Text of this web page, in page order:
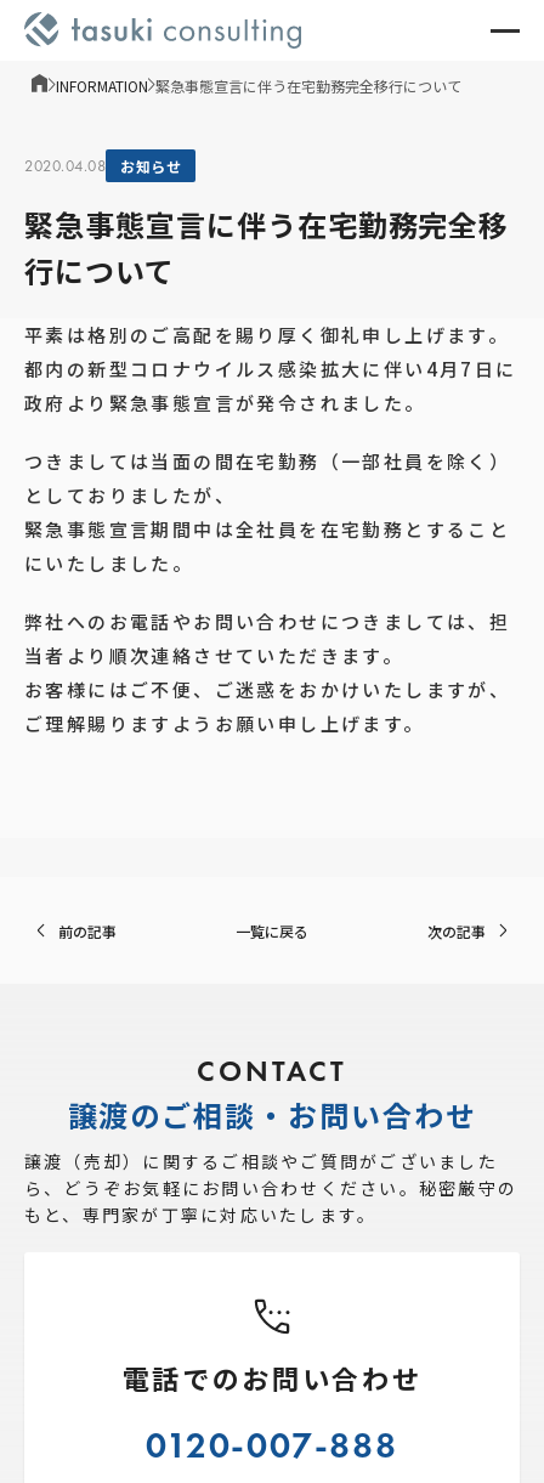
INFORMATION 緊急事態宣言に伴う在宅勤務完全移行について
2020.04.08 お知らせ
緊急事態宣言に伴う在宅勤務完全移
行について
平素は格別のご高配を賜り厚く御礼申し上げます。
都内の新型コロナウイルス感染拡大に伴い4月7日に
政府より緊急事態宣言が発令されました。
つきましては当面の間在宅勤務（一部社員を除く）
としておりましたが、
緊急事態宣言期間中は全社員を在宅勤務とすること
にいたしました。
弊社へのお電話やお問い合わせにつきましては、担
当者より順次連絡させていただきます。
お客様にはご不便、ご迷惑をおかけいたしますが、
ご理解賜りますようお願い申し上げます。
前の記事 一覧に戻る 次の記事
CONTACT
譲渡のご相談・お問い合わせ
譲渡（売却）に関するご相談やご質問がございました
ら、 どうぞお気軽にお問い合わせください。秘密厳守の
もと、専門家が丁寧に対応いたします。
電話でのお問い合わせ
0120-007-888